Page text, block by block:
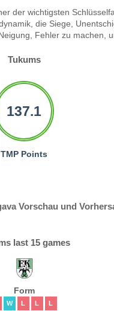
der wichtigsten
die Siege,
Fehler zu machen,
Tukums
137.1
TMP Points
Vorschau und
last 15 games
Form
W L L L